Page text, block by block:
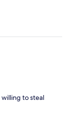
willing to steal